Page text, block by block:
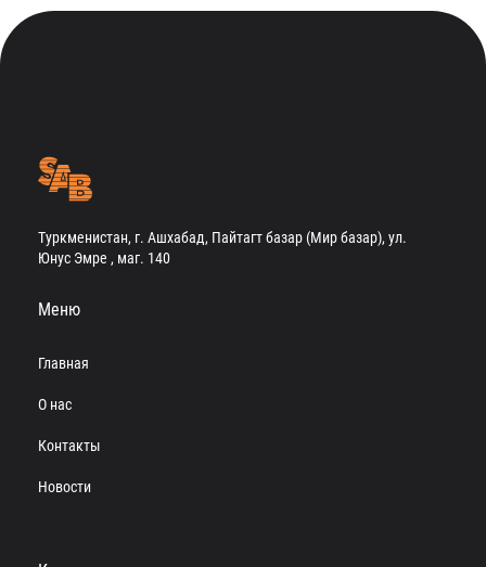
Туркменистан, г. Ашхабад, Пайтагт базар (Мир базар), ул.
Юнус Эмре , маг. 140
Меню
Главная
О нас
Контакты
Новости